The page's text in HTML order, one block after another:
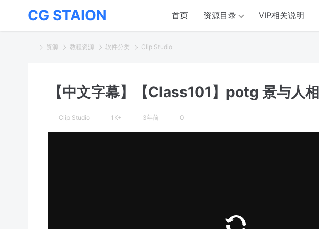
CG STAION 首页 资源目录 VIP相关说明
资源 教程资源 软件分类 Clip Studio
【中文字幕】【Class101】potg 景与人
Clip Studio 1K+ 3年前 0